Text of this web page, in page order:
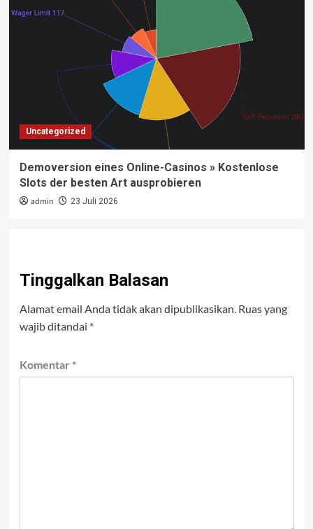
Uncategorized
Demoversion eines Online-Casinos » Kostenlose
Slots der besten Art ausprobieren
admin 23 Juli 2026
Tinggalkan Balasan
Alamat email Anda tidak akan dipublikasikan. Ruas yang
wajib ditandai *
Komentar *